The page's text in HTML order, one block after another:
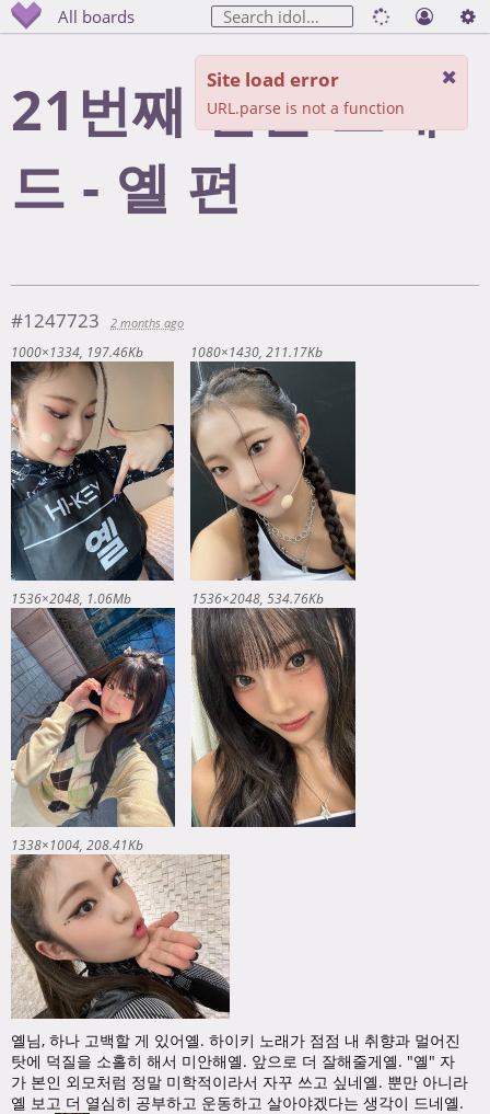
All boards
21번째 한글 스레
드 - 옐 편
#1247723
2 months ago
1000×1334 197.46Kb 1080×1430 211.17Kb
1536×2048 1.06Mb 1536×2048 534.76Kb
1338×1004 208.41Kb
옐님, 하나 고백할 게 있어옐. 하이키 노래가 점점 내 취향과 멀어진
탓에 덕질을 소홀히 해서 미안해옐. 앞으로 더 잘해줄게옐. "옐" 자
가 본인 외모처럼 정말 미학적이라서 자꾸 쓰고 싶네옐. 뿐만 아니라
옐 보고 더 열심히 공부하고 운동하고 살아야겠다는 생각이 드네옐.
Site load error
URL.parse is not a function